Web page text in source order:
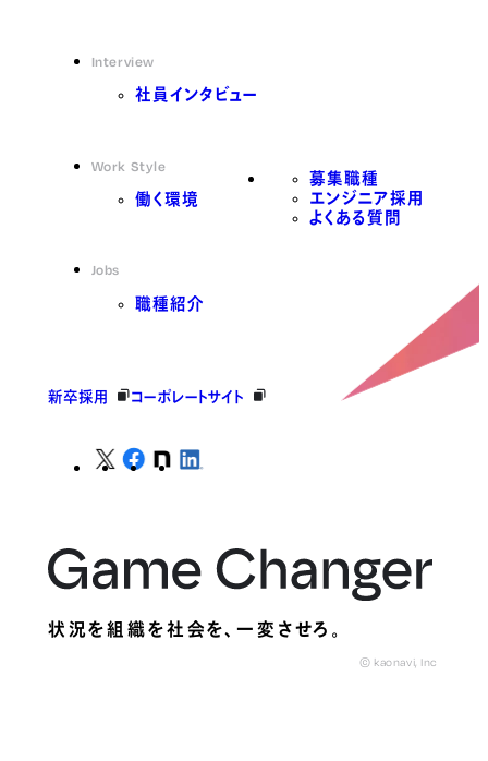
Interview
社員インタビュー
Work Style
働く環境
Jobs
職種紹介
募集職種
エンジニア採用
よくある質問
新卒採用 コーポレートサイト
状況を組織を社会を、一変させろ。
© kaonavi, Inc